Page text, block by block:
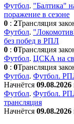
Футбол. "Балтика"
поражение в сезоне
0 : 2Трансляция
Футбол.
без побед в РПЛ
0 : 0Трансляция
Футбол. ЦСКА на
0 : 0Трансляция
Футбол. Футбол.
Начнётся 09.08.2026
Футбол. Футбол.
трансляция
Начнётся 09.08.2026